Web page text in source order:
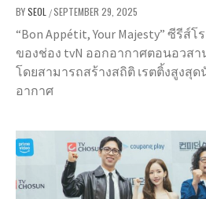
BYSEOL /SEPTEMBER 29, 2025
“Bon Appétit, Your Majesty” ซีรี
ของช่อง tvN ออกอากาศตอนอวส
โดยสามารถสร้างสถิติ เรตติ้งสูงสุ
อากาศ